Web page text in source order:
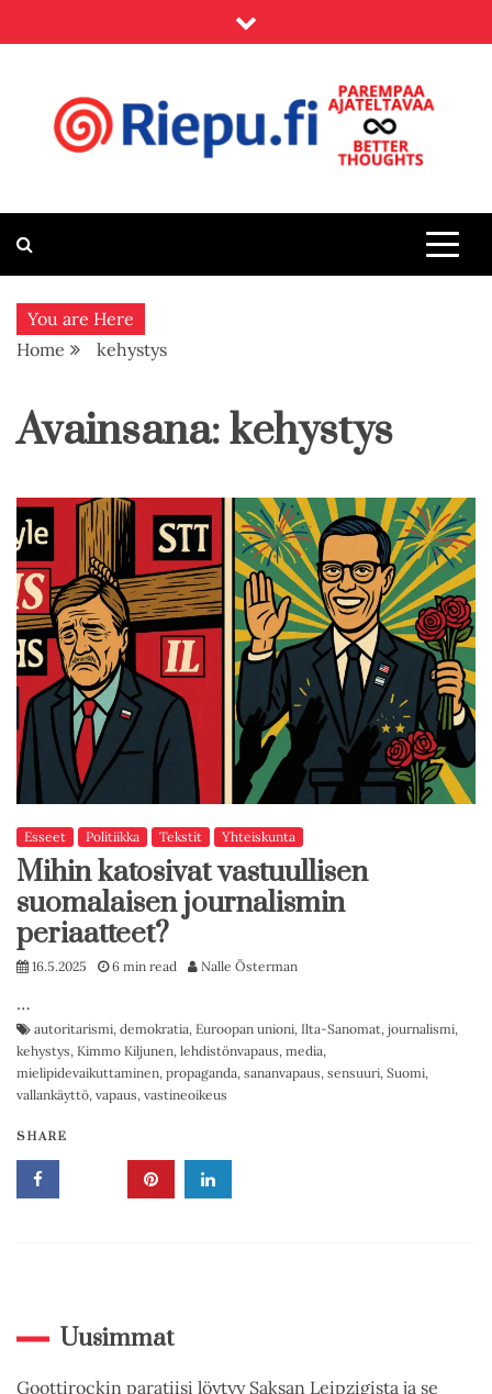
to
Riepu.fi
You are Here
Home
kehystys
Avainsana:kehystys
Esseet Politiikka Tekstit Yhteiskunta
Mihin katosivat vastuullisen
suomalaisen journalismin
periaatteet?
16.5.2025 6 min read Nalle Österman
…
autoritarismi, demokratia, Euroopan unioni, Ilta-Sanomat, journalismi,
kehystys, Kimmo Kiljunen, lehdistönvapaus, media,
mielipidevaikuttaminen, propaganda, sananvapaus, sensuuri, Suomi,
vallankäyttö, vapaus, vastineoikeus
SHARE
Uusimmat
Goottirockin paratiisi löytyy Saksan Leipzigista ja se